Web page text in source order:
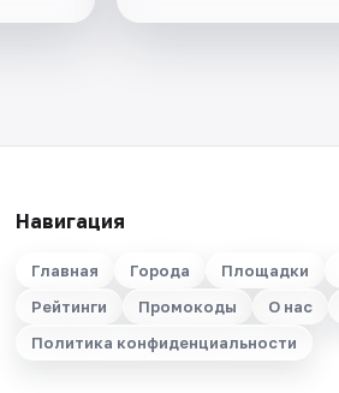
Навигация
Главная Города Площадки
Рейтинги
Промокоды О нас
Политика конфиденциальности